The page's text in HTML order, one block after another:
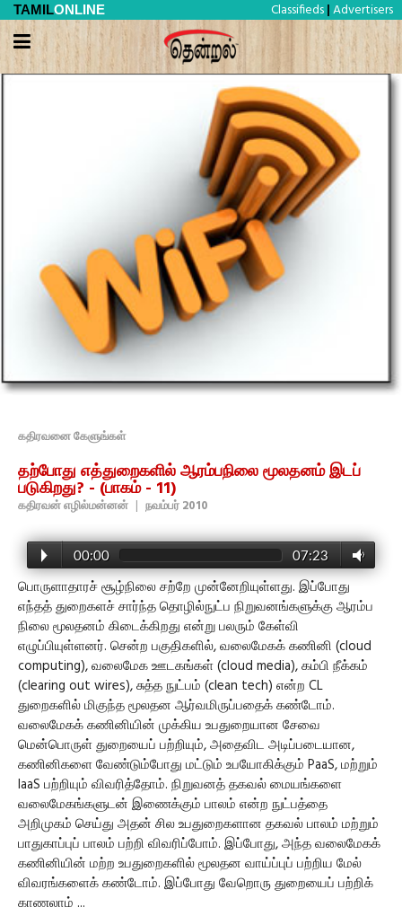
TAMILONLINE Classifieds | Advertisers
கதிரவனை கேளுங்கள்
தற்போது எத்துறைகளில் ஆரம்பநிலை மூலதனம் இடப்
படுகிறது? - (பாகம் - 11)
கதிரவன் எழில்மன்னன் | நவம்பர் 2010
00:00 07:23
பொருளாதாரச் சூழ்நிலை சற்றே முன்னேறியுள்ளது. இப்போது
எந்தத் துறைகளச் சார்ந்த தொழில்நுட்ப நிறுவனங்களுக்கு ஆரம்ப
நிலை மூலதனம் கிடைக்கிறது என்று பலரும் கேள்வி
எழுப்பியுள்ளனர். சென்ற பகுதிகளில், வலைமேகக் கணினி (cloud
computing), வலைமேக ஊடகங்கள் (cloud media), கம்பி நீக்கம்
(clearing out wires), சுத்த நுட்பம் (clean tech) என்ற CL
துறைகளில் மிகுந்த மூலதன ஆர்வமிருப்பதைக் கண்டோம்.
வலைமேகக் கணினியின் முக்கிய உபதுறையான சேவை
மென்பொருள் துறையைப் பற்றியும், அதைவிட அடிப்படையான,
கணினிகளை வேண்டும்போது மட்டும் உபயோகிக்கும் PaaS, மற்றும்
IaaS பற்றியும் விவரித்தோம். நிறுவனத் தகவல் மையங்களை
வலைமேகங்களுடன் இணைக்கும் பாலம் என்ற நுட்பத்தை
அறிமுகம் செய்து அதன் சில உபதுறைகளான தகவல் பாலம் மற்றும்
பாதுகாப்புப் பாலம் பற்றி விவரிப்போம். இப்போது, அந்த வலைமேகக்
கணினியின் மற்ற உபதுறைகளில் மூலதன வாய்ப்புப் பற்றிய மேல்
விவரங்களைக் கண்டோம். இப்போது வேறொரு துறையைப் பற்றிக்
காணலாம் ...